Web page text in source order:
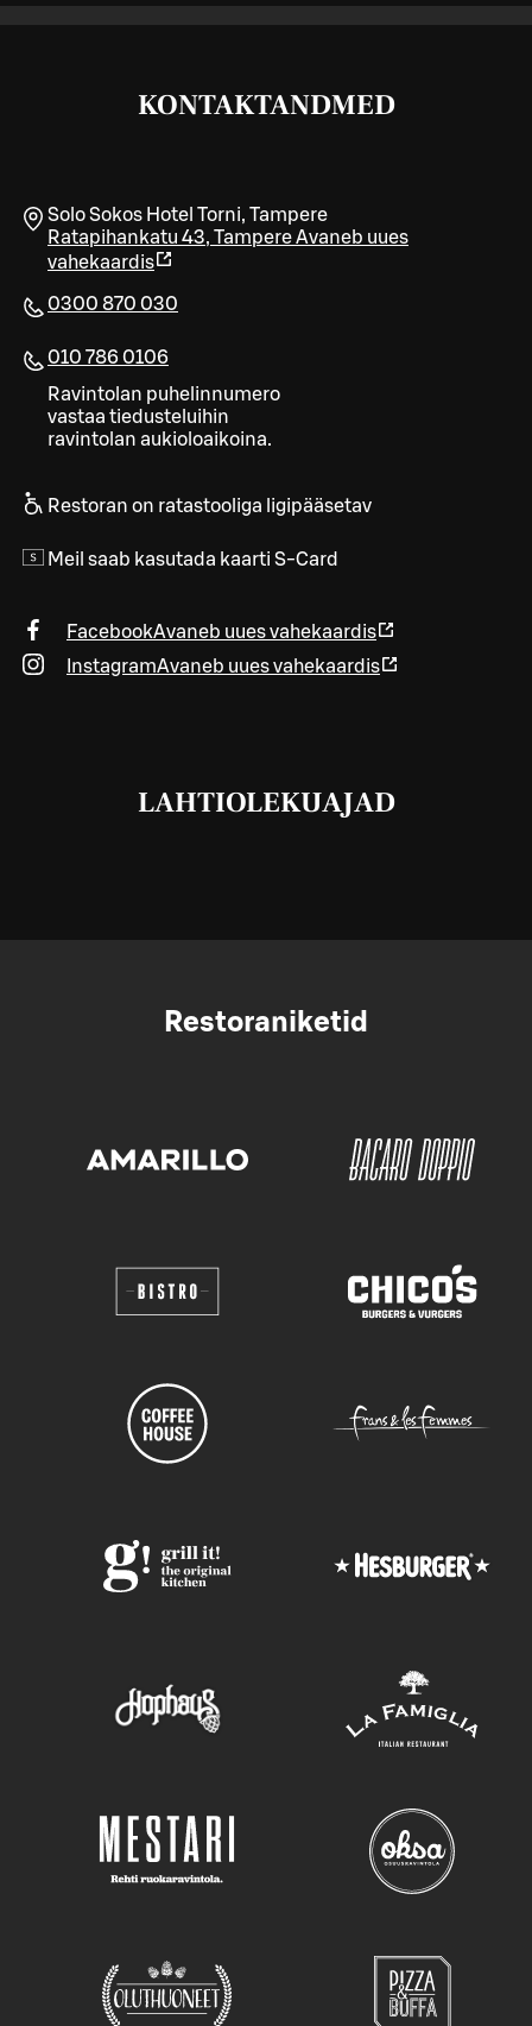
KONTAKTANDMED
Solo Sokos Hotel Torni, Tampere
Ratapihankatu 43, TampereAvaneb uues
vahekaardis
0300 870 030
010 786 0106
Ravintolan puhelinnumero
vastaa tiedusteluihin
ravintolan aukioloaikoina.
Restoran on ratastooliga ligipääsetav
Meil saab kasutada kaarti S-Card
FacebookAvaneb uues vahekaardis
InstagramAvaneb uues vahekaardis
LAHTIOLEKUAJAD
Restoraniketid